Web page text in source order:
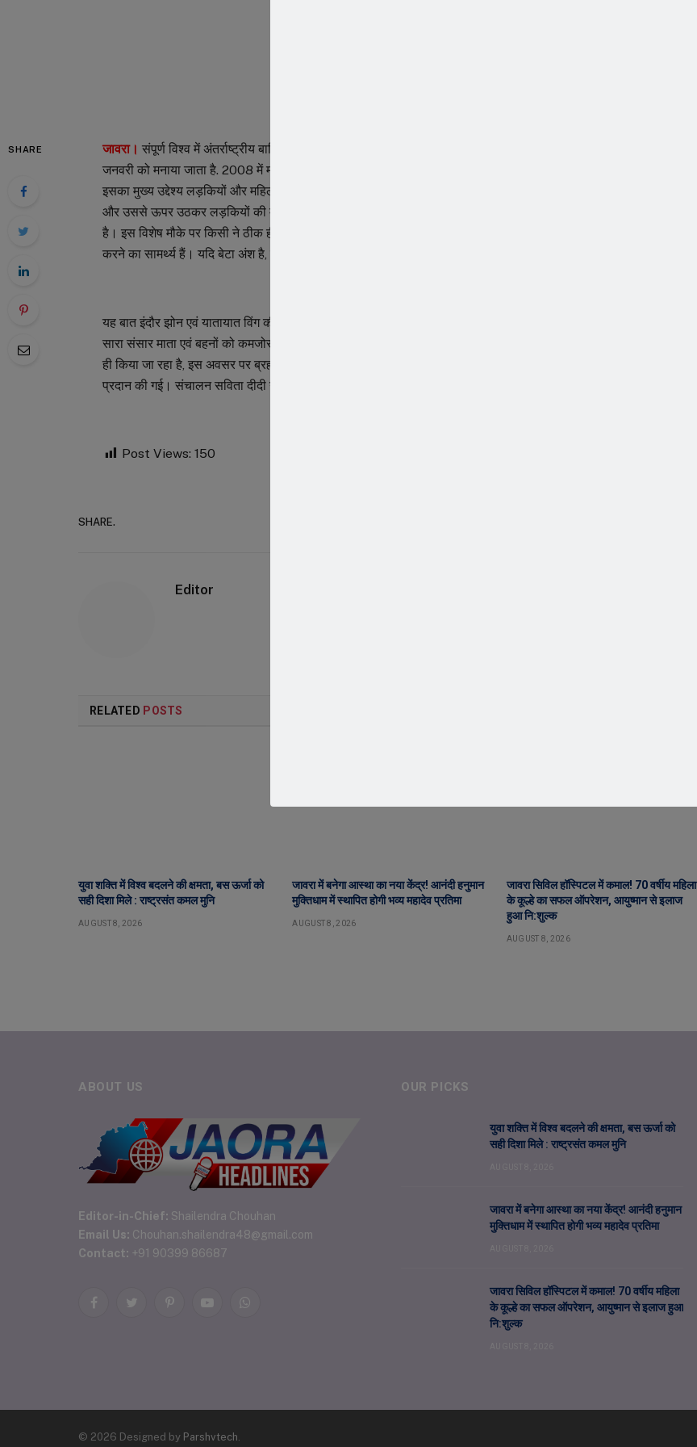
SHARE जावरा। संपूर्ण विश्व में अंतर्राष्ट्रीय बालिका दिवस 11 अक्टूबर को मनाया जाता है, किंतु भारत में राष्ट्रीय बालिका दिवस 24
जनवरी को मनाया जाता है. 2008 में महिला एवं बाल विकास मंत्रालय द्वारा राष्ट्रीय बालिका दिवस की शुरूआत की गई थी।
इसका मुख्य उद्देश्य लड़कियों और महिलाओं को जीवन भर जिन परेशानियों का सामना करना पड़ता है उन कठिनाइयों को दूर करना
और उससे ऊपर उठकर लड़कियों की मदद करना हैं। राष्ट्रीय बालिका दिवस न सिर्फ बच्चियों के लिए बल्कि पेरेंट्स के लिए खास
है। इस विशेष मौके पर किसी ने ठीक ही कहा है कि बेटियां ही सृष्टि का आधार हैं। इनमें ही श्रेष्ठतम विश्व के स्वप्न को साकार
करने का सामर्थ्य हैं। यदि बेटा अंश है, तो बेटी वंश हें l
यह बात इंदौर झोन एवं यातायात विंग की जोनल कोऑर्डिनेटर ब्रह्मा कुमारी अनीता दीदी ने कहे साथ ही उन्होंने यह भी कहा कि जहां
सारा संसार माता एवं बहनों को कमजोर समझता आ रहा है, वही ब्रह्माकुमारीज का लगभग संपूर्ण संचालन दीदियो और बहनो के द्वारा
ही किया जा रहा है, इस अवसर पर ब्रह्मा कुमारी सेंटर पर बालिकाओ का सम्मान कर उन्हें बालिका दिवस की मंगल शुभकामनायें
प्रदान की गई। संचालन सविता दीदी ने किया। आभार सावित्री दीदी ने माना।
Post Views: 150
SHARE.
Editor
RELATED POSTS
युवा शक्ति में विश्व बदलने की क्षमता, बस ऊर्जा को
सही दिशा मिले : राष्ट्रसंत कमल मुनि
AUGUST 8, 2026
जावरा में बनेगा आस्था का नया केंद्र! आनंदी हनुमान
मुक्तिधाम में स्थापित होगी भव्य महादेव प्रतिमा
AUGUST 8, 2026
जावरा सिविल हॉस्पिटल में कमाल! 70 वर्षीय महिला
के कूल्हे का सफल ऑपरेशन, आयुष्मान से इलाज
हुआ नि:शुल्क
AUGUST 8, 2026
ABOUT US
Editor-in-Chief: Shailendra Chouhan
Email Us: Chouhan.shailendra48@gmail.com
Contact: +91 90399 86687
FacebookTwitterPinterestYouTubeWhatsApp
OUR PICKS
युवा शक्ति में विश्व बदलने की क्षमता, बस ऊर्जा को
सही दिशा मिले : राष्ट्रसंत कमल मुनि
जावरा में बनेगा आस्था का नया केंद्र! आनंदी हनुमान
मुक्तिधाम में स्थापित होगी भव्य महादेव प्रतिमा
जावरा सिविल हॉस्पिटल में कमाल! 70 वर्षीय महिला
के कूल्हे का सफल ऑपरेशन, आयुष्मान से इलाज हुआ
नि:शुल्क
© 2026 Designed by Parshvtech